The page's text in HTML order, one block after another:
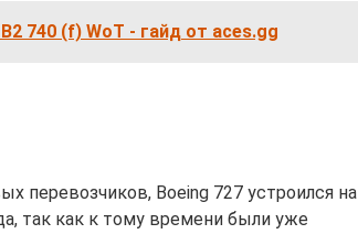
740 (f) WoT - гайд от aces.gg
перевозчиков, Boeing 727 устроился на
так как к тому времени были уже